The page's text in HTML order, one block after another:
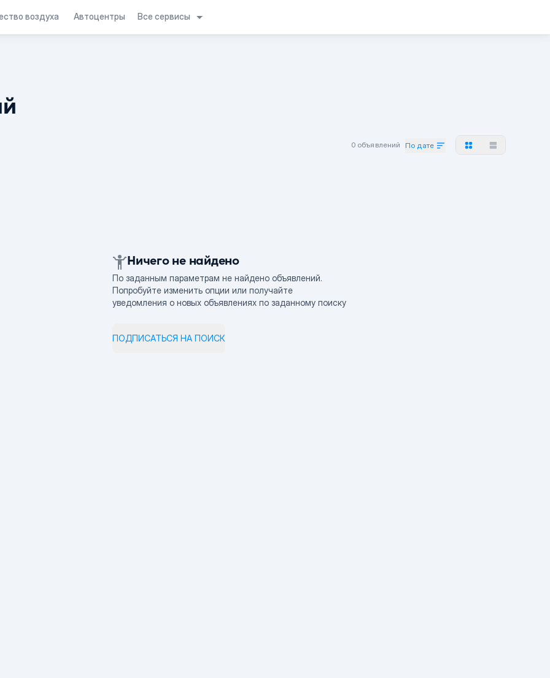
воздуха Автоцентры Все сервисы
0 объявлений По дате
Ничего не найдено
По заданным параметрам не найдено объявлений.
Попробуйте изменить опции или получайте
уведомления о новых объявлениях по заданному поиску
ПОДПИСАТЬСЯ НА ПОИСК